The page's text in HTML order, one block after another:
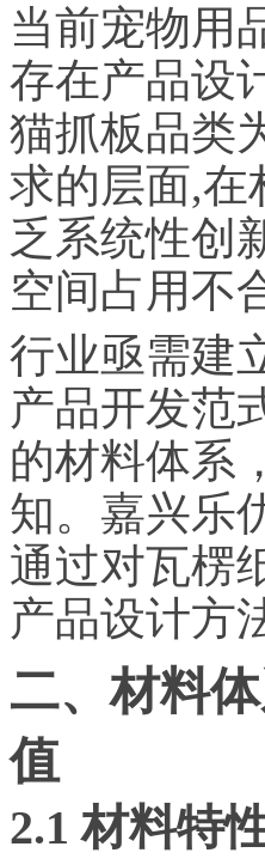
当前宠物用
存在产品设
猫抓板品类
求的层面,在
乏系统性创
空间占用不
行业亟需建
产品开发范
的材料体系
知。嘉兴乐
通过对瓦楞
产品设计方
二、材料
值
2.1 材料特